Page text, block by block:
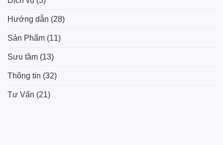
Hướng dẫn (28)
Sản Phẩm (11)
Sưu tầm (13)
Thông tin (32)
Tư Vấn (21)